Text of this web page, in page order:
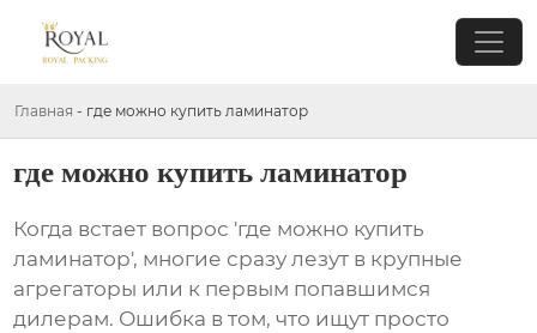
Главная - где можно купить ламинатор
где можно купить ламинатор
Когда встает вопрос 'где можно купить
ламинатор', многие сразу лезут в крупные
агрегаторы или к первым попавшимся
дилерам. Ошибка в том, что ищут просто